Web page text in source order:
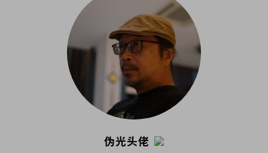
伪光头佬